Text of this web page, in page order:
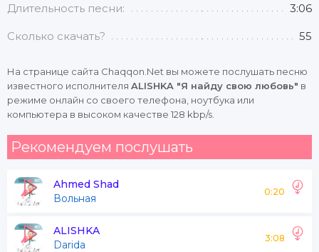
Длительность песни: 3:06
Сколько скачать? 55
На странице сайта Chaqqon.Net вы можете послушать песню
известного исполнителя ALISHKA "Я найду свою любовь" в
режиме онлайн со своего телефона, ноутбука или
компьютера в высоком качестве 128 kbp/s.
Рекомендуем послушать
Ahmed Shad
Вольная
0:20
ALISHKA
Darida
3:08